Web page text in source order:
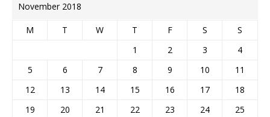
November 2018
M T W T F S S
1 2 3
4
5
6 7 8 9 10
11
12
13 14 15 16 17
18
19
20 21 22 23 24
25